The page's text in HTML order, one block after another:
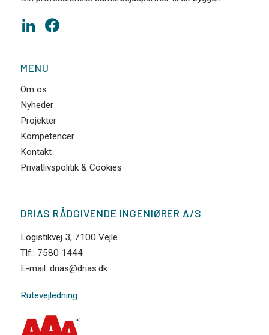
MENU
Om os
Nyheder
Projekter
Kompetencer
Kontakt
Privatlivspolitik & Cookies
DRIAS RÅDGIVENDE INGENIØRER A/S
Logistikvej 3, 7100 Vejle
Tlf.: 7580 1444
E-mail: drias@drias.dk
Rutevejledning